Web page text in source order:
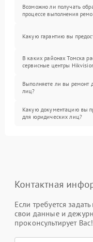
Возможно ли получать
процессе выполнения
Какую гарантию вы
В каких районах Томска
сервисные центры
Выполняете ли вы ремонт
лиц?
Какую документацию вы
для юридических лиц?
Контактная
Если требуется
свои данные и
проконсультирует Вас!